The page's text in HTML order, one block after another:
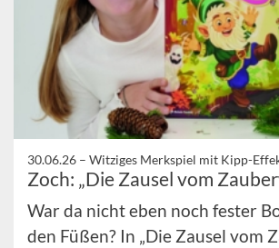
30.06.26 – Witziges Merkspiel mit Kipp-
Zoch: „Die Zausel vom
War da nicht eben noch fester
den Füßen? In „Die Zausel vom